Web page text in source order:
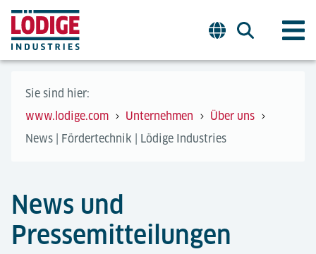
Sie sind hier:
www.lodige.com
Unternehmen
Über uns
News | Fördertechnik | Lödige Industries
News und
Pressemitteilungen